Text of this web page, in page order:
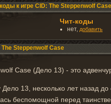
к игре CID: The Steppenwolf Case
Чит-коды
нет, добавить
Steppenwolf Case
Case (Дело 13) - это
13, несколько лет назад
беспомощной перед